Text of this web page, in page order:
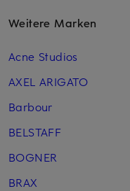
Weitere Marken
Acne Studios
AXEL ARIGATO
Barbour
BELSTAFF
BOGNER
BRAX